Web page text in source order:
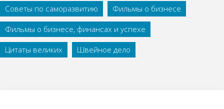
Советы по саморазвитию
Фильмы о бизнесе
Фильмы о бизнесе, финансах и успехе
Цитаты великих
Швейное дело